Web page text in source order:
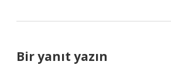
Bir yanıt yazın